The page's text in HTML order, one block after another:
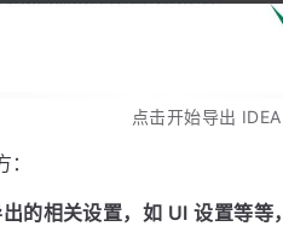
点击开始导出
的相关设置，如 UI 设置等等